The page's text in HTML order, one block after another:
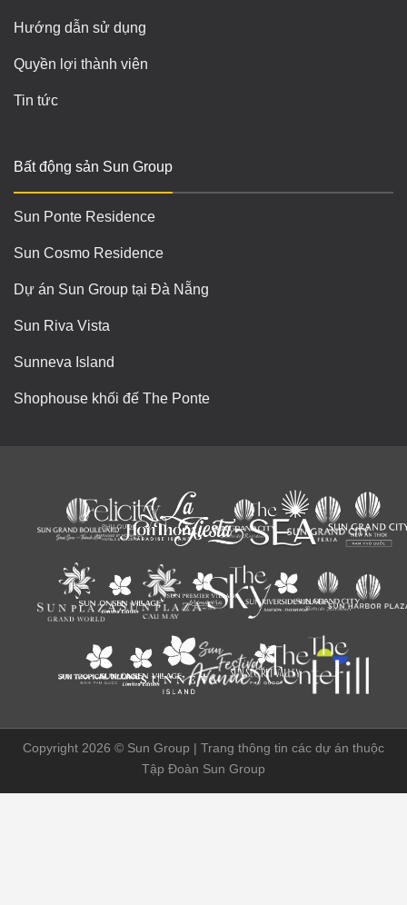
Hướng dẫn sử dụng
Quyền lợi thành viên
Tin tức
Bất động sản Sun Group
Sun Ponte Residence
Sun Cosmo Residence
Dự án Sun Group tại Đà Nẵng
Sun Riva Vista
Sunneva Island
Shophouse khối đế The Ponte
Copyright 2026 © Sun Group | Trang thông tin các dự án thuộc
Tập Đoàn Sun Group